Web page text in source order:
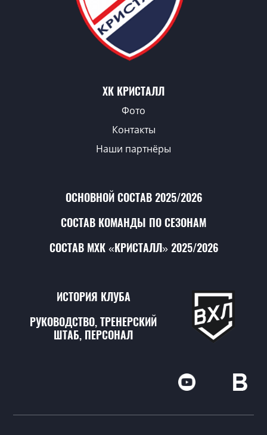
ХК КРИСТАЛЛ
Фото
Контакты
Наши партнёры
ОСНОВНОЙ СОСТАВ 2025/2026
СОСТАВ КОМАНДЫ ПО СЕЗОНАМ
СОСТАВ МХК «КРИСТАЛЛ» 2025/2026
ИСТОРИЯ КЛУБА
РУКОВОДСТВО, ТРЕНЕРСКИЙ
ШТАБ, ПЕРСОНАЛ